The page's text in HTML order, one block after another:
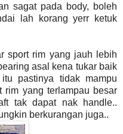
sagat pada body, boleh
lah korang yerr ketuk
sport rim yang jauh lebih
asal kena tukar baik
pastinya tidak mampu
rim yang terlampau besar
tak dapat nak handle..
berkurangan juga..